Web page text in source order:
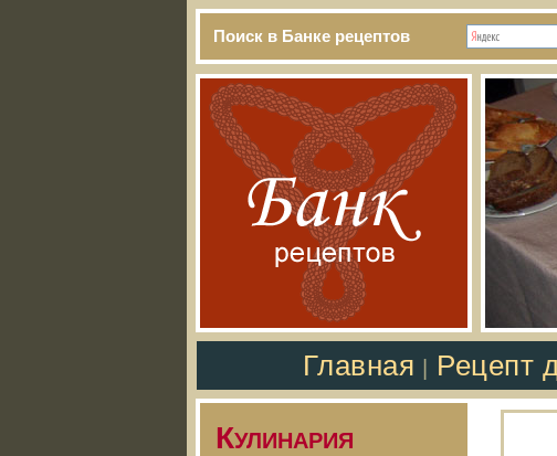
Поиск в Банке рецептов
Главная Рецепт
Кулинария